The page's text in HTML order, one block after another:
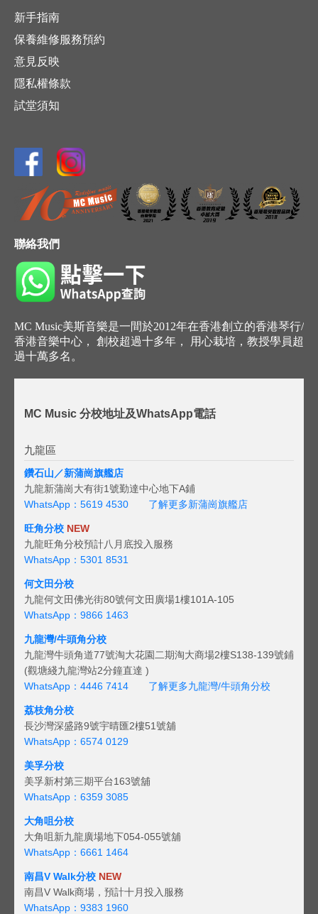
新手指南
保養維修服務預約
意見反映
隱私權條款
試堂須知
聯絡我們
MC Music美斯音樂是一間於2012年在香港創立的香港琴行/
香港音樂中心， 創校超過十多年， 用心栽培，教授學員超
過十萬多名。
MC Music 分校地址及WhatsApp電話
九龍區
鑽石山／新蒲崗旗艦店
九龍新蒲崗大有街1號勤達中心地下A鋪
WhatsApp：5619 4530
了解更多新蒲崗旗艦店
旺角分校 NEW
九龍旺角分校預計八月底投入服務
WhatsApp：5301 8531
何文田分校
九龍何文田佛光街80號何文田廣場1樓101A-105
WhatsApp：9866 1463
九龍灣/牛頭角分校
九龍灣牛頭角道77號淘大花園二期淘大商場2樓S138-139號鋪
(觀塘綫九龍灣站2分鐘直達 )
WhatsApp：4446 7414
了解更多九龍灣/牛頭角分校
荔枝角分校
長沙灣深盛路9號宇晴匯2樓51號舖
WhatsApp：6574 0129
美孚分校
美孚新村第三期平台163號舖
WhatsApp：6359 3085
大角咀分校
大角咀新九龍廣場地下054-055號舖
WhatsApp：6661 1464
南昌V Walk分校 NEW
南昌V Walk商場，預計十月投入服務
WhatsApp：9383 1960